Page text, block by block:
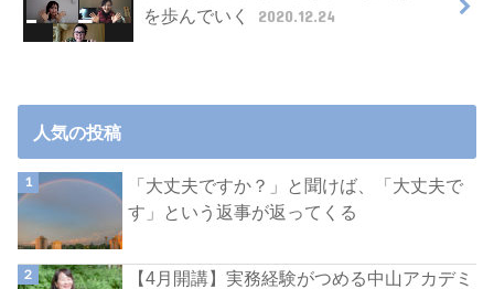
を歩んでいく
2020.12.24
人気の投稿
「大丈夫ですか？」と聞けば、「大丈夫で
す」という返事が返ってくる
【4月開講】実務経験がつめる中山アカデミ